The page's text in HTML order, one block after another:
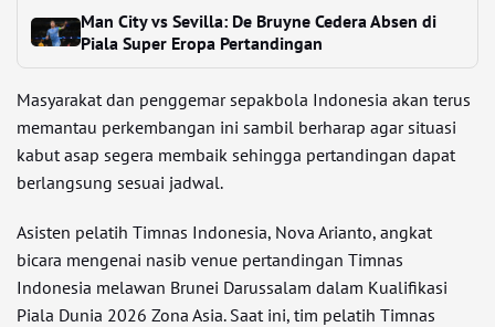
Man City vs Sevilla: De Bruyne Cedera Absen di
Piala Super Eropa Pertandingan
Masyarakat dan penggemar sepakbola Indonesia akan terus
memantau perkembangan ini sambil berharap agar situasi
kabut asap segera membaik sehingga pertandingan dapat
berlangsung sesuai jadwal.
Asisten pelatih Timnas Indonesia, Nova Arianto, angkat
bicara mengenai nasib venue pertandingan Timnas
Indonesia melawan Brunei Darussalam dalam Kualifikasi
Piala Dunia 2026 Zona Asia. Saat ini, tim pelatih Timnas